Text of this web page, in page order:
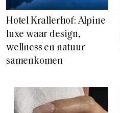
Hotel Krallerhof: Alpine
luxe waar design,
wellness en natuur
samenkomen